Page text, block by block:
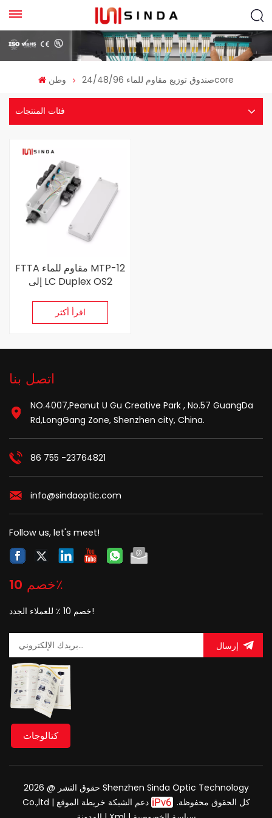
وطن صندوق توزيع مقاوم للماء 24/48/96core
فئات المنتجات
FTTA مقاوم للماء MTP-12
إلى LC Duplex OS2
اقرأ أكثر
اتصل بنا
NO.4007,Peanut U Gu Creative Park , No.57 GuangDa
Rd,LongGang Zone, Shenzhen city, China.
86 755 -23764821
info@sindaoptic.com
Follow us, let's meet!
خصم 10٪
خصم 10 ٪ للعملاء الجدد!
إرسال
كتالوجات
حقوق النشر @ 2026 Shenzhen Sinda Optic Technology
Co.,ltd كل الحقوق محفوظة.
دعم الشبكة خريطة الموقع |